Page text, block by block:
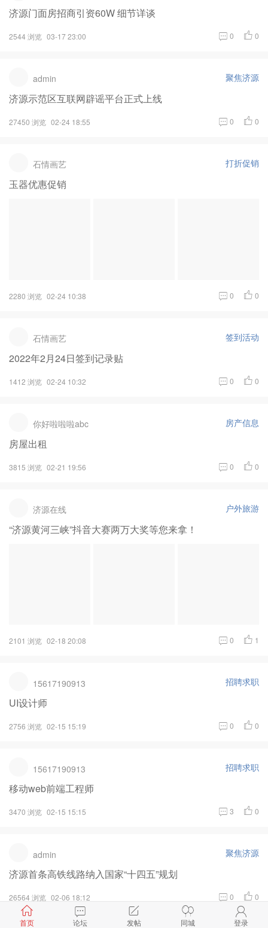
济源门面房招商引资60W 细节详谈
2544 浏览 03-17 23:00 0 0
admin 聚焦济源
济源示范区互联网辟谣平台正式上线
27450 浏览 02-24 18:55 0 0
石情画艺 打折促销
玉器优惠促销
2280 浏览 02-24 10:38 0 0
石情画艺 签到活动
2022年2月24日签到记录贴
1412 浏览 02-24 10:32 0 0
你好啦啦啦abc 房产信息
房屋出租
3815 浏览 02-21 19:56 0 0
济源在线 户外旅游
“济源黄河三峡”抖音大赛两万大奖等您来拿！
2101 浏览 02-18 20:08 0 1
15617190913 招聘求职
UI设计师
2756 浏览 02-15 15:19 0 0
15617190913 招聘求职
移动web前端工程师
3470 浏览 02-15 15:15 3 0
admin 聚焦济源
济源首条高铁线路纳入国家“十四五”规划
26564 浏览 02-06 18:12 0 0
首页 论坛 发帖 同城 登录